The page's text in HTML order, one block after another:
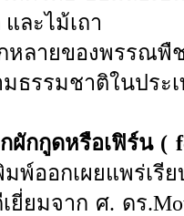
ละไม้เถา
ของพรรณพืชเ
มธรรมชาติในป
ผักกูดหรือเฟิร์น (
พ์ออกเผยแพร่เรี
ยี่ยมจาก ศ. ดร.